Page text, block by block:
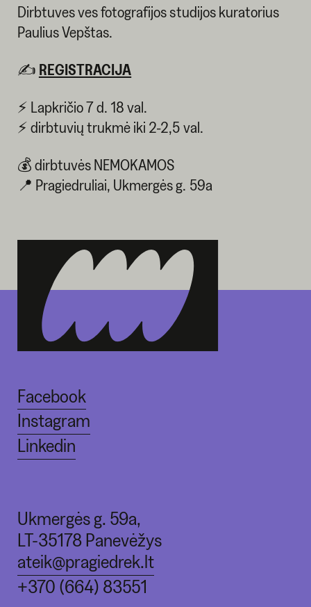
Dirbtuves ves fotografijos studijos kuratorius
Paulius Vepštas.
✍️ REGISTRACIJA
⚡ Lapkričio 7 d. 18 val.
⚡ dirbtuvių trukmė iki 2-2,5 val.
💰 dirbtuvės NEMOKAMOS
📍 Pragiedruliai, Ukmergės g. 59a
Facebook
Instagram
Linkedin
Ukmergės g. 59a,
LT-35178 Panevėžys
ateik@pragiedrek.lt
+370 (664) 83551